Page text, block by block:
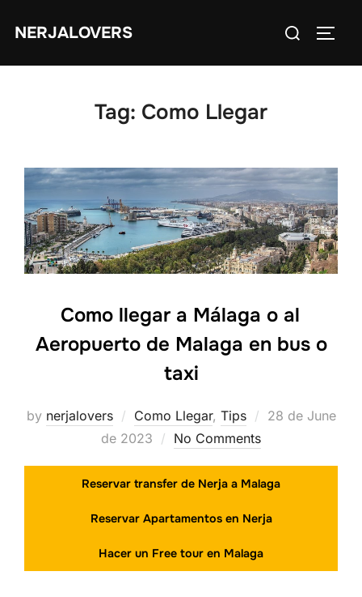
NERJALOVERS
Search
for:
Tag: Como Llegar
Como llegar a Málaga o al
Aeropuerto de Malaga en bus o
taxi
by nerjalovers Como Llegar, Tips
Posted
28 de June
de 2023
No Comments
Reservar transfer de Nerja a Malaga
Reservar Apartamentos en Nerja
Hacer un Free tour en Malaga